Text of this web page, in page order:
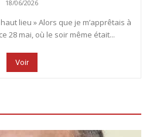
18/06/2026
lieu » Alors que je m’apprêtais à
28 mai, où le soir même était...
Voir